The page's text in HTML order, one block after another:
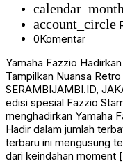
calendar_month
account_circle
0Komentar
Yamaha Fazzio
Tampilkan Nuansa
SERAMBIJAMBI.ID,
edisi spesial Fazzio
menghadirkan Yamaha
Hadir dalam jumlah
terbaru ini mengusung
dari keindahan moment